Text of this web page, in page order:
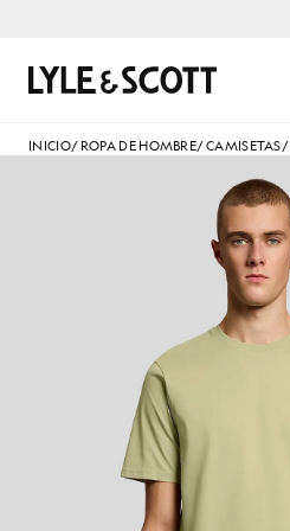
Buscar
INICIO/ ROPA DE HOMBRE/CAMISETAS/